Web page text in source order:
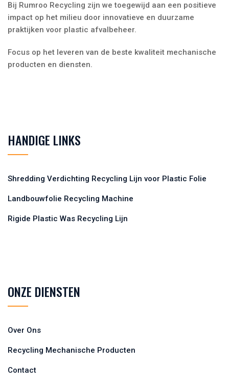
Bij Rumroo Recycling zijn we toegewijd aan een positieve
impact op het milieu door innovatieve en duurzame
praktijken voor plastic afvalbeheer.
Focus op het leveren van de beste kwaliteit mechanische
producten en diensten.
HANDIGE LINKS
Shredding Verdichting Recycling Lijn voor Plastic Folie
Landbouwfolie Recycling Machine
Rigide Plastic Was Recycling Lijn
ONZE DIENSTEN
Over Ons
Recycling Mechanische Producten
Contact